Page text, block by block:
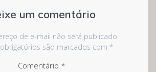
um comentário
de e-mail não será publicado.
são marcados com *
Comentário *